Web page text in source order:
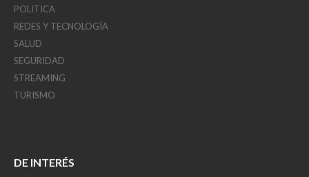
POLITICA
REDES Y TECNOLOGÍA
SALUD
SEGURIDAD
STREAMING
TURISMO
DE INTERÉS